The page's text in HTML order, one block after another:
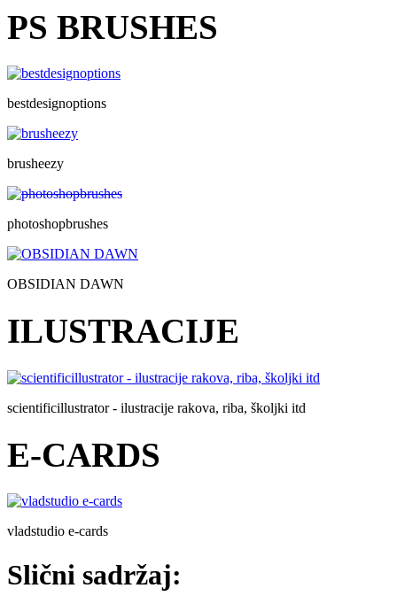
PS BRUSHES
bestdesignoptions
brusheezy
photoshopbrushes
OBSIDIAN DAWN
ILUSTRACIJE
scientificillustrator - ilustracije rakova, riba, školjki itd
E-CARDS
vladstudio e-cards
Slični sadržaj: